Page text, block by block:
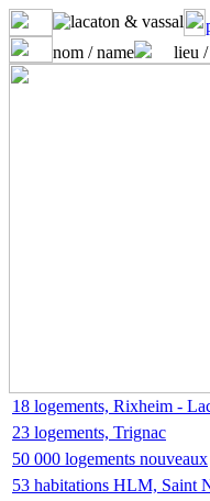
nom / name
lieu
18 logements, Rixheim -
23 logements, Trignac
50 000 logements nouveaux
53 habitations HLM, Saint